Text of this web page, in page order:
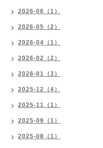
2026-06（1）
2026-05（2）
2026-04（1）
2026-02（2）
2026-01（3）
2025-12（4）
2025-11（1）
2025-09（1）
2025-08（1）